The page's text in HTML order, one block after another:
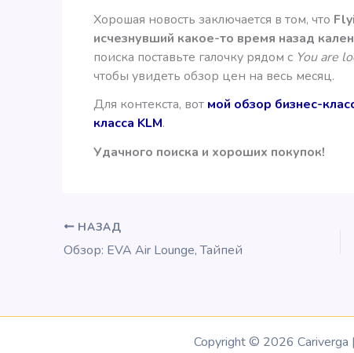
Хорошая новость заключается в том, что
исчезнувший какое-то время назад
поиска поставьте галочку рядом с You are
чтобы увидеть обзор цен на весь месяц.
Для контекста, вот мой обзор бизнес-
класса KLM.
Удачного поиска и хороших покупок!
НАЗАД
Обзор: EVA Air Lounge, Тайпей
Copyright © 2026